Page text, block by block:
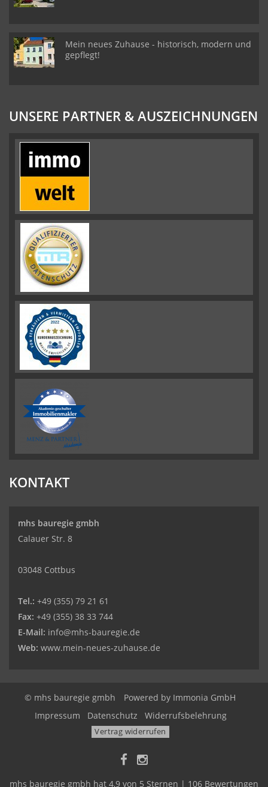
Mein neues Zuhause - historisch, modern und
gepflegt!
UNSERE PARTNER & AUSZEICHNUNGEN
KONTAKT
mhs bauregie gmbh
Calauer Str. 8
03048 Cottbus
Tel.: +49 (355) 79 21 61
Fax: +49 (355) 38 33 744
E-Mail: info@mhs-bauregie.de
Web: www.mein-neues-zuhause.de
© mhs bauregie gmbh Powered by Immonia GmbH
Impressum
Datenschutz Widerrufsbelehrung
Vertrag widerrufen
mhs bauregie gmbh hat 4,9 von 5 Sternen | 106 Bewertungen